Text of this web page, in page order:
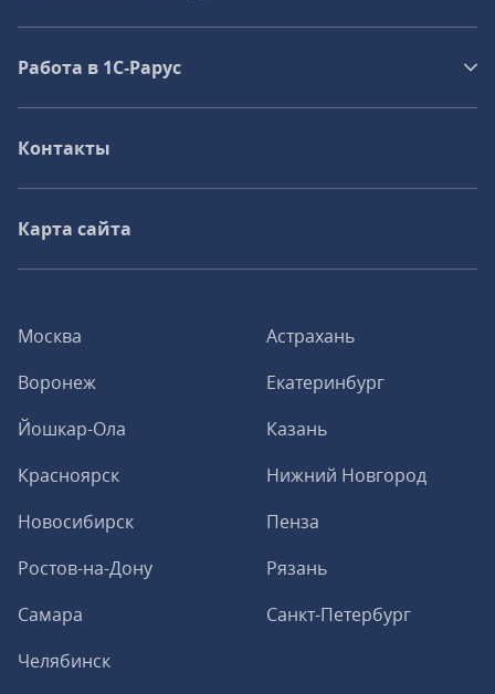
Москва
Астрахань
Воронеж
Екатеринбург
Йошкар-Ола
Казань
Красноярск
Нижний Новгород
Новосибирск
Пенза
Ростов-на-Дону
Рязань
Самара
Санкт-Петербург
Челябинск
Работа в 1С‑Рарус
Контакты
Карта сайта